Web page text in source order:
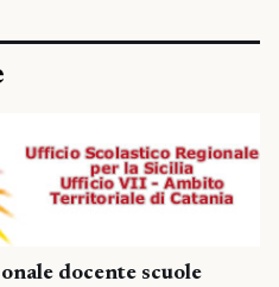
docente scuole